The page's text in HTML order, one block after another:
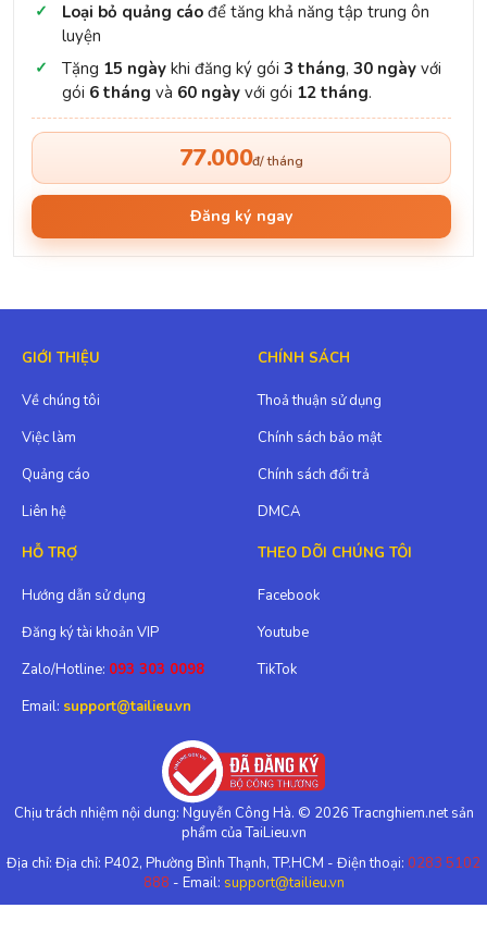
Loại bỏ quảng cáo để tăng khả năng tập trung ôn
luyện
Tặng 15 ngày khi đăng ký gói 3 tháng, 30 ngày với
gói 6 tháng và 60 ngày với gói 12 tháng.
77.000đ/ tháng
Đăng ký ngay
GIỚI THIỆU
Về chúng tôi
Việc làm
Quảng cáo
Liên hệ
CHÍNH SÁCH
Thoả thuận sử dụng
Chính sách bảo mật
Chính sách đổi trả
DMCA
HỖ TRỢ
Hướng dẫn sử dụng
Đăng ký tài khoản VIP
Zalo/Hotline: 093 303 0098
Email: support@tailieu.vn
THEO DÕI CHÚNG TÔI
Facebook
Youtube
TikTok
Chịu trách nhiệm nội dung: Nguyễn Công Hà. © 2026 Tracnghiem.net sản
phẩm của TaiLieu.vn
Địa chỉ: Địa chỉ: P402, Phường Bình Thạnh, TP.HCM - Điện thoại: 0283 5102
888 - Email: support@tailieu.vn